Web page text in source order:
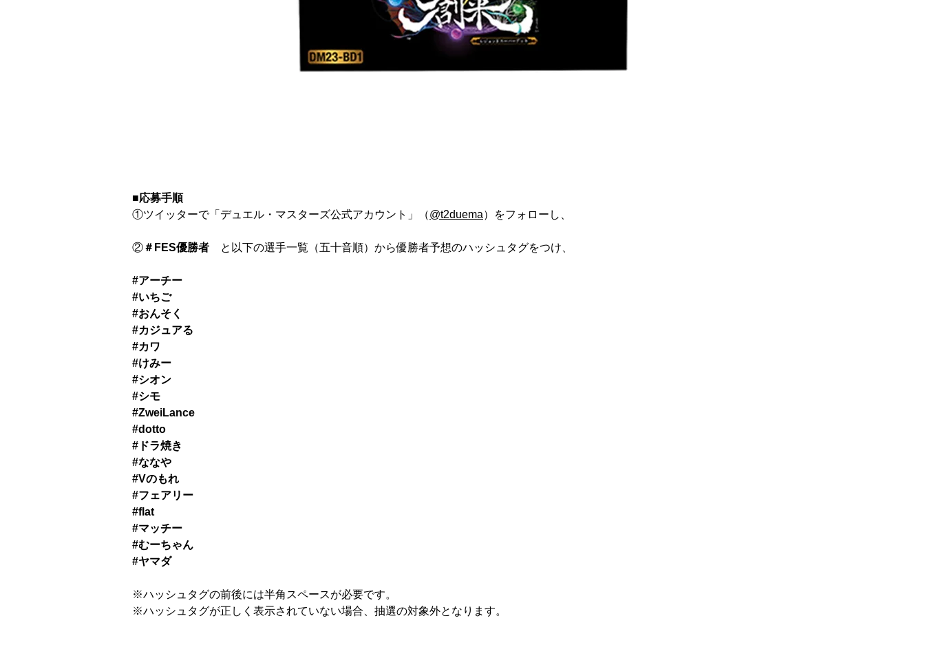
■応募手順
①ツイッターで「デュエル・マスターズ公式アカウント」（@t2duema）をフォローし、
②＃FES優勝者 と以下の選手一覧（五十音順）から優勝者予想のハッシュタグをつけ、
#アーチー
#いちご
#おんそく
#カジュアる
#カワ
#けみー
#シオン
#シモ
#ZweiLance
#dotto
#ドラ焼き
#ななや
#Vのもれ
#フェアリー
#flat
#マッチー
#むーちゃん
#ヤマダ
※ハッシュタグの前後には半角スペースが必要です。
※ハッシュタグが正しく表示されていない場合、抽選の対象外となります。